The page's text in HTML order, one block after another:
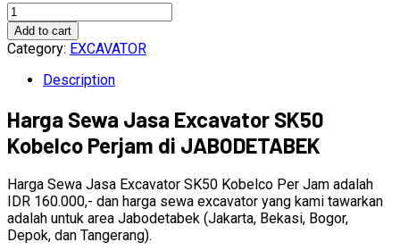
Harga
Sewa
Excavator
SK50
Kobelco
quantity
Add to cart
Category: EXCAVATOR
Description
Harga Sewa Jasa Excavator SK50
Kobelco Perjam di JABODETABEK
Harga Sewa Jasa Excavator SK50 Kobelco Per Jam adalah
IDR 160.000,- dan harga sewa excavator yang kami tawarkan
adalah untuk area Jabodetabek (Jakarta, Bekasi, Bogor,
Depok, dan Tangerang).